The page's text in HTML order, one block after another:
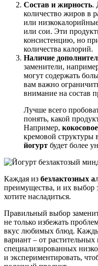
Состав и жирность.
количество жиров в
или
или сои. Эти
консистенцию, но
количества калорий.
Наличие
заменители,
могут содержать
вам важно
внимание на состав
Лучше всего
понять, какой
Например,
кремовой структуры
йогурт будет более
Каждая из безлактозных
преимущества, и их выбор
хотите насладиться.
Правильный выбор
не только избежать
вкус любимых блюд.
вариант – от растительных
специализированных
и экспериментировать,